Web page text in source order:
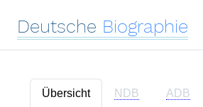
Deutsche Biographie
Übersicht NDB ADB